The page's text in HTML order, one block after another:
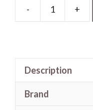
- +
Description
Brand